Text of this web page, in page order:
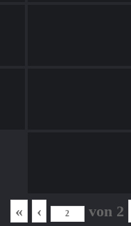
« ‹ von 2